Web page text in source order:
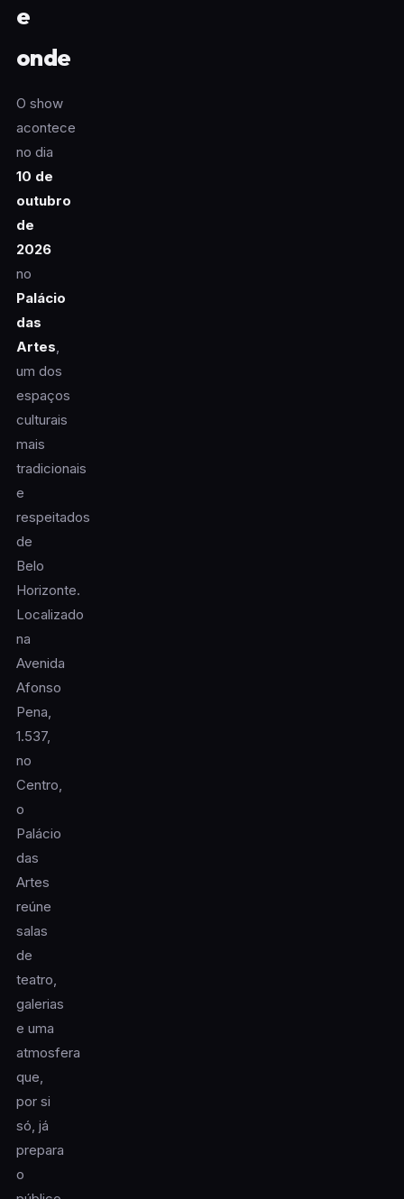
e
onde
O show
acontece
no dia
10 de
outubro
de
2026
no
Palácio
das
Artes,
um dos
espaços
culturais
mais
tradicionais
e
respeitados
de
Belo
Horizonte.
Localizado
na
Avenida
Afonso
Pena,
1.537,
no
Centro,
o
Palácio
das
Artes
reúne
salas
de
teatro,
galerias
e uma
atmosfera
que,
por si
só, já
prepara
o